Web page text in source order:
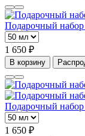
Подарочный
1 650 ₽
В корзину
Подарочный
1 650 ₽